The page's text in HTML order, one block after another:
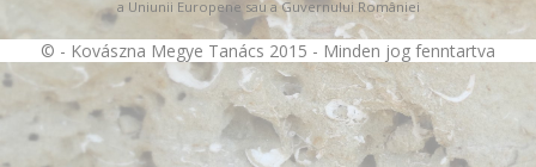
a Uniunii Europene sau a Guvernului României
© - Kovászna Megye Tanács 2015 - Minden jog fenntartva